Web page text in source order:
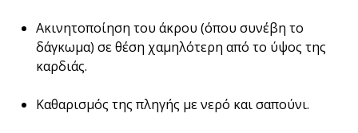
Ακινητοποίηση του άκρου (όπου συνέβη το
δάγκωμα) σε θέση χαμηλότερη από το ύψος της
καρδιάς.
Καθαρισμός της πληγής με νερό και σαπούνι.